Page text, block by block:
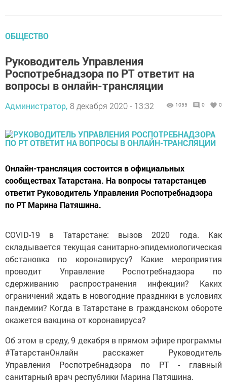
ОБЩЕСТВО
Руководитель Управления
Роспотребнадзора по РТ ответит на
вопросы в онлайн-трансляции
Администратор, 8 декабря 2020 - 13:32 1055 0 0
Онлайн-трансляция состоится в официальных
сообществах Татарстана. На вопросы татарстанцев
ответит Руководитель Управления Роспотребнадзора
по РТ Марина Патяшина.
COVID-19 в Татарстане: вызов 2020 года. Как
складывается текущая санитарно-эпидемиологическая
обстановка по коронавирусу? Какие мероприятия
проводит Управление Роспотребнадзора по
сдерживанию распространения инфекции? Каких
ограничений ждать в новогодние праздники в условиях
пандемии? Когда в Татарстане в гражданском обороте
окажется вакцина от коронавируса?
Об этом в среду, 9 декабря в прямом эфире программы
#ТатарстанОнлайн расскажет Руководитель
Управления Роспотребнадзора по РТ - главный
санитарный врач республики Марина Патяшина.